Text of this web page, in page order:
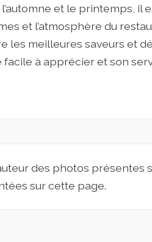
et le printemps, il
et l’atmosphère du
les meilleures saveurs et
facile à apprécier et son
des photos présentes
sur cette page.